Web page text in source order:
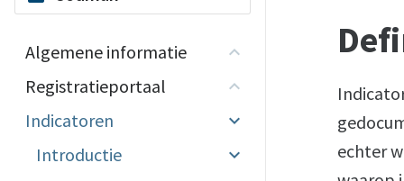
Algemene informatie
Registratieportaal
Indicatoren
Introductie
echter